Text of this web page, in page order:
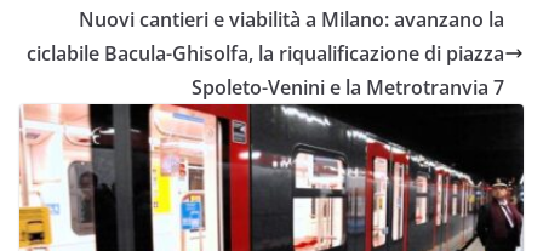
Nuovi cantieri e viabilità a Milano: avanzano la
ciclabile Bacula-Ghisolfa, la riqualificazione di piazza
Spoleto-Venini e la Metrotranvia 7